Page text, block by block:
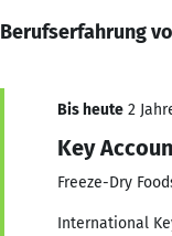
Berufserfahrung
Bis heute 2
Key
Freeze-Dry
International